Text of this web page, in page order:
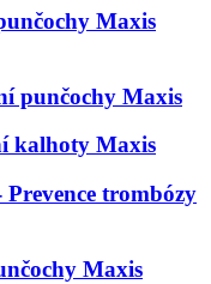
Maxis
punčochy Maxis
kalhoty Maxis
Prevence trombózy
Maxis